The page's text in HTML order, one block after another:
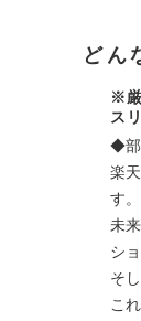
どん
※
ス
◆部
楽
す。
未
シ
そ
こ